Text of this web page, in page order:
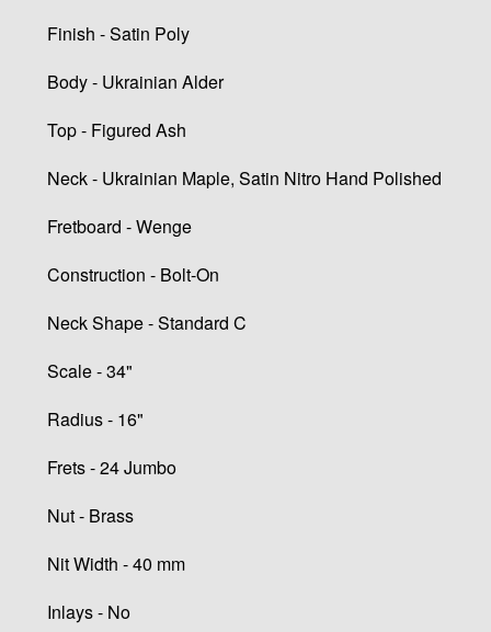
Finish - Satin Poly
Body - Ukrainian Alder
Top - Figured Ash
Neck - Ukrainian Maple, Satin Nitro Hand Polished
Fretboard - Wenge
Construction - Bolt-On
Neck Shape - Standard C
Scale - 34"
Radius - 16"
Frets - 24 Jumbo
Nut - Brass
Nit Width - 40 mm
Inlays - No